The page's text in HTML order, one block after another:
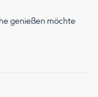
genießen möchte